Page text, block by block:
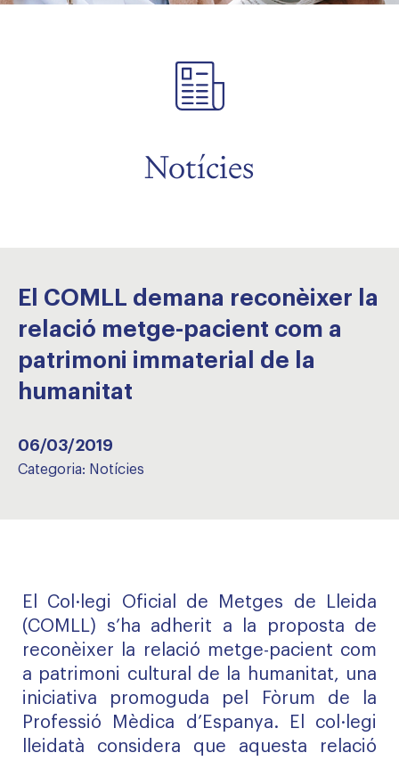
Notícies
El COMLL demana reconèixer la
relació metge-pacient com a
patrimoni immaterial de la
humanitat
06/03/2019
Categoria: Notícies
El Col·legi Oficial de Metges de Lleida
(COMLL) s’ha adherit a la proposta de
reconèixer la relació metge-pacient com
a patrimoni cultural de la humanitat, una
iniciativa promoguda pel Fòrum de la
Professió Mèdica d’Espanya. El col·legi
lleidatà considera que aquesta relació